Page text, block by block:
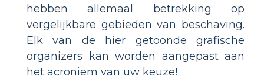
hebben allemaal betrekking op
vergelijkbare gebieden van beschaving.
Elk van de hier getoonde grafische
organizers kan worden aangepast aan
het acroniem van uw keuze!